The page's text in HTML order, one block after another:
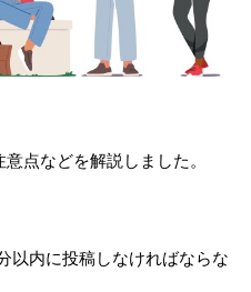
点などを解説しました。
以内に投稿しなければならな